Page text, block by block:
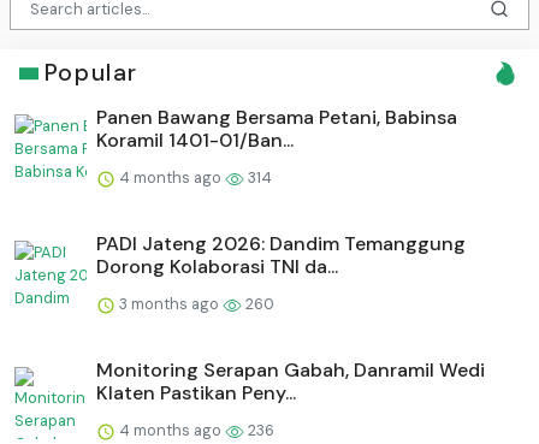
Popular
Panen Bawang Bersama Petani, Babinsa
Koramil 1401-01/Ban...
4 months ago 314
PADI Jateng 2026: Dandim Temanggung
Dorong Kolaborasi TNI da...
3 months ago 260
Monitoring Serapan Gabah, Danramil Wedi
Klaten Pastikan Peny...
4 months ago 236